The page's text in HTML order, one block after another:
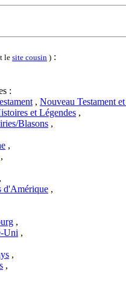
lesite cousin ) :
:
, Nouveau Testament
et Légendes ,
Blasons ,
,
,
,
d'Amérique ,
,
Uni ,
,
,